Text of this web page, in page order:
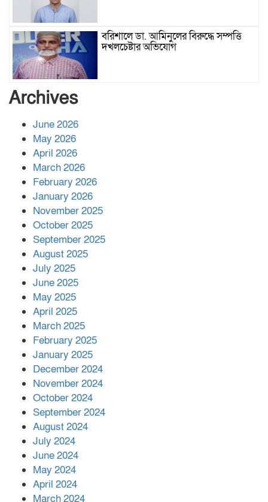
বরিশালে ডা. আমিনুলের বিরুদ্ধে সম্পত্তি
দখলচেষ্টার অভিযোগ
নলছিটিতে শ্রমিকদলের অবৈধ কমিটি
প্রকাশের অভিযোগ
আহত ৪০
Archives
June 2026
May 2026
April 2026
March 2026
February 2026
January 2026
November 2025
October 2025
September 2025
August 2025
July 2025
June 2025
May 2025
April 2025
March 2025
February 2025
January 2025
December 2024
November 2024
October 2024
September 2024
August 2024
July 2024
June 2024
May 2024
April 2024
March 2024